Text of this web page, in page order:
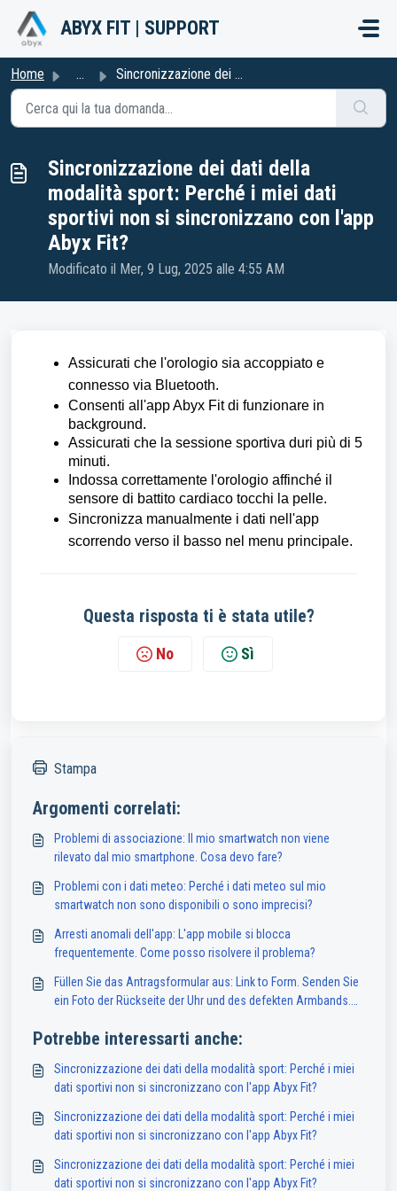
Salta al contenuto principale
ABYX FIT | SUPPORT
Home ... Sincronizzazione dei dati della modalità sport: Perché i ...
Sincronizzazione dei dati della
modalità sport: Perché i miei dati
sportivi non si sincronizzano con l'app
Abyx Fit?
Modificato il Mer, 9 Lug, 2025 alle 4:55 AM
Assicurati che l'orologio sia accoppiato e
connesso via Bluetooth.
Consenti all'app Abyx Fit di funzionare in
background.
Assicurati che la sessione sportiva duri più di 5
minuti.
Indossa correttamente l'orologio affinché il
sensore di battito cardiaco tocchi la pelle.
Sincronizza manualmente i dati nell'app
scorrendo verso il basso nel menu principale.
Questa risposta ti è stata utile?
No Sì
Stampa
Argomenti correlati:
Problemi di associazione: Il mio smartwatch non viene
rilevato dal mio smartphone. Cosa devo fare?
Problemi con i dati meteo: Perché i dati meteo sul mio
smartwatch non sono disponibili o sono imprecisi?
Arresti anomali dell'app: L'app mobile si blocca
frequentemente. Come posso risolvere il problema?
Füllen Sie das Antragsformular aus: Link to Form. Senden Sie
ein Foto der Rückseite der Uhr und des defekten Armbands.
in Frankreich verfügbar.
Potrebbe interessarti anche:
Sincronizzazione dei dati della modalità sport: Perché i miei
dati sportivi non si sincronizzano con l'app Abyx Fit?
Sincronizzazione dei dati della modalità sport: Perché i miei
dati sportivi non si sincronizzano con l'app Abyx Fit?
Sincronizzazione dei dati della modalità sport: Perché i miei
dati sportivi non si sincronizzano con l'app Abyx Fit?